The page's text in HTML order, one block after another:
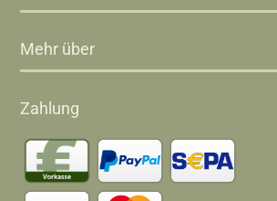
Mehr über
Zahlung